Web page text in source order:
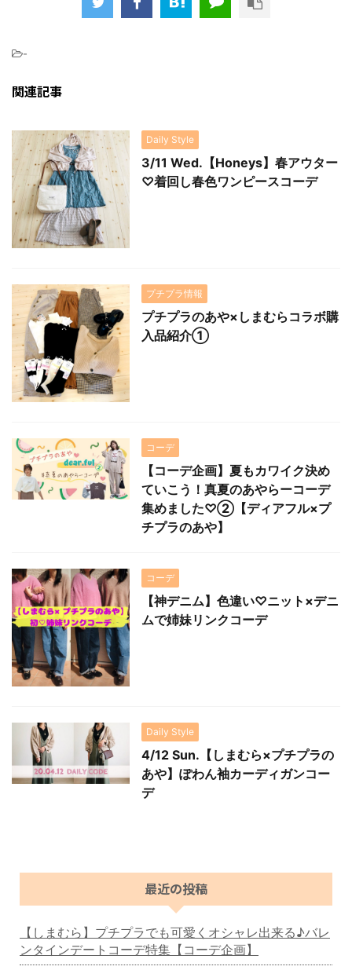
-
関連記事
Daily Style
3/11 Wed.【Honeys】春アウター
♡着回し春色ワンピースコーデ
プチプラ情報
プチプラのあや×しまむらコラボ購
入品紹介①
コーデ
【コーデ企画】夏もカワイク決め
ていこう！真夏のあやらーコーデ
集めました♡②【ディアフル×プ
チプラのあや】
コーデ
【神デニム】色違い♡ニット×デニ
ムで姉妹リンクコーデ
Daily Style
4/12 Sun.【しまむら×プチプラの
あや】ぽわん袖カーディガンコー
デ
最近の投稿
【しまむら】プチプラでも可愛くオシャレ出来る♪バレ
ンタインデートコーデ特集【コーデ企画】